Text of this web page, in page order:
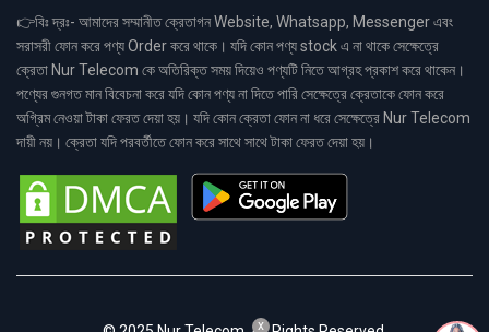
👉বিঃ দ্রঃ- আমাদের সম্মানীত ক্রেতাগন Website, Whatsapp, Messenger এবং
সরাসরী ফোন করে পণ্য Order করে থাকে। যদি কোন পণ্য stock এ না থাকে সেক্ষেত্রে
ক্রেতা Nur Telecom কে অতিরিক্ত সময় দিয়েও পণ্যটি নিতে আগ্রহ প্রকাশ করে থাকেন।
পণ্যের গুনগত মান বিবেচনা করে যদি কোন পণ্য না দিতে পারি সেক্ষেত্রে ক্রেতাকে ফোন করে
অগ্রিম নেওয়া টাকা ফেরত দেয়া হয়। যদি কোন ক্রেতা ফোন না ধরে সেক্ষেত্রে Nur Telecom
দায়ী নয়। ক্রেতা যদি পরবর্তীতে ফোন করে সাথে সাথে টাকা ফেরত দেয়া হয়।
x